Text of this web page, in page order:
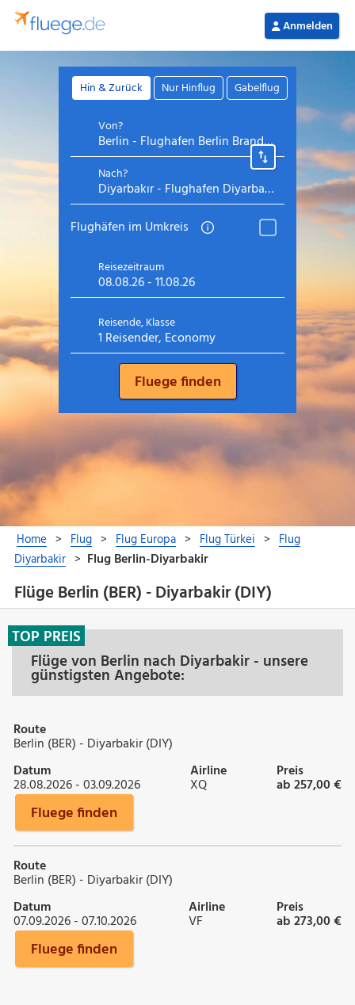
Flüge Berlin (BER) - Diyarbakir (DIY)
Flüge von Berlin nach Diyarbakir - unsere
günstigsten Angebote:
TOP PREIS
Route
Berlin (BER) - Diyarbakir (DIY)
Datum
28.08.2026 - 03.09.2026
Airline
XQ
Preis
ab 257,00 €
Fluege finden
Route
Berlin (BER) - Diyarbakir (DIY)
Datum
07.09.2026 - 07.10.2026
Airline
VF
Preis
ab 273,00 €
Fluege finden